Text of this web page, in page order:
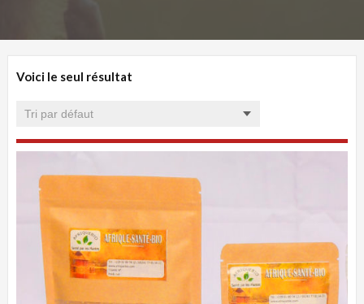
Voici le seul résultat